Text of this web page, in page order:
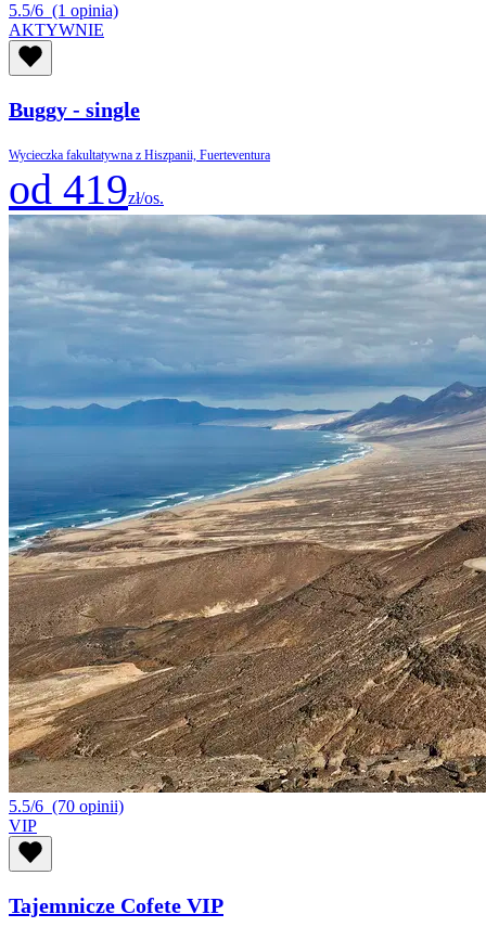
5.5/6 (1 opinia)
AKTYWNIE
Buggy - single
Wycieczka fakultatywna z Hiszpanii, Fuerteventura
od 419zł/os.
5.5/6 (70 opinii)
VIP
Tajemnicze Cofete VIP